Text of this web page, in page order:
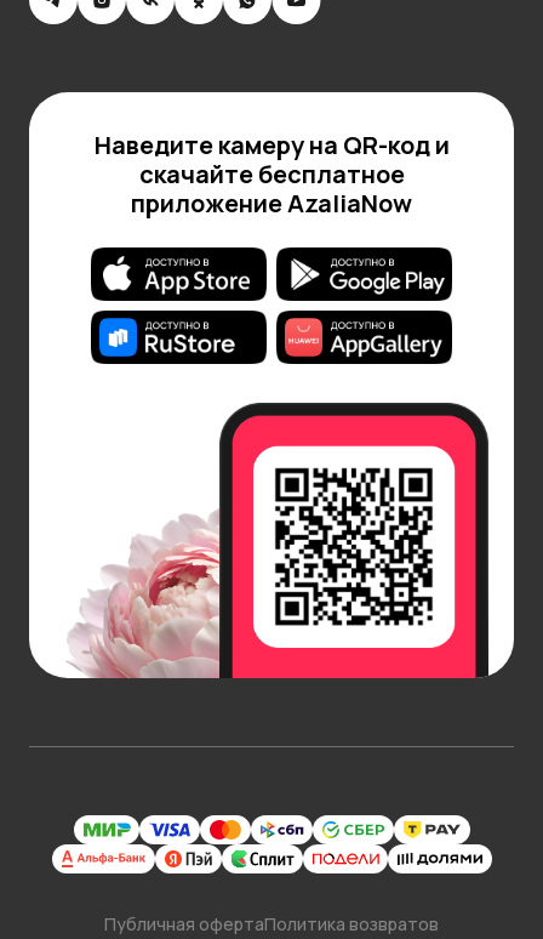
Наведите камеру на QR-код и
скачайте бесплатное
приложение AzaliaNow
Публичная офертаПолитика возвратов